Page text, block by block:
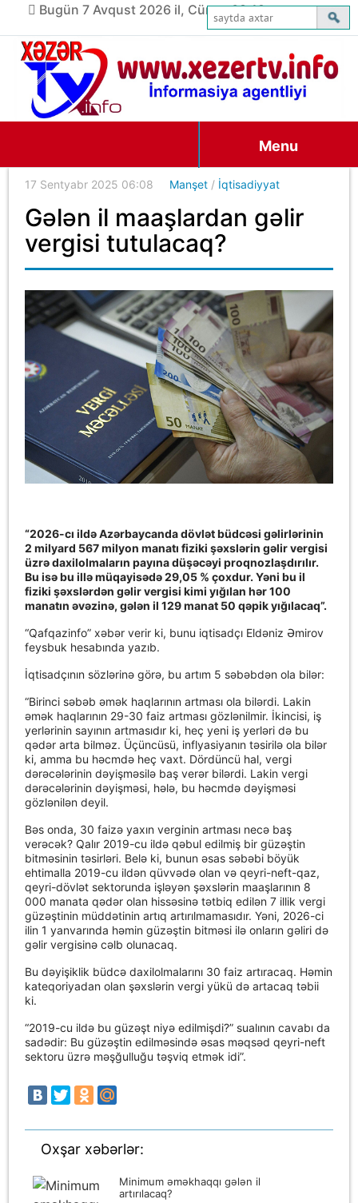
Bugün 7 Avqust 2026 il, Cümə, 08:19
Menu
17 Sentyabr 2025 06:08 Manşet / İqtisadiyyat
Gələn il maaşlardan gəlir
vergisi tutulacaq?
“2026-cı ildə Azərbaycanda dövlət büdcəsi gəlirlərinin
2 milyard 567 milyon manatı fiziki şəxslərin gəlir vergisi
üzrə daxilolmaların payına düşəcəyi proqnozlaşdırılır.
Bu isə bu illə müqayisədə 29,05 % çoxdur. Yəni bu il
fiziki şəxslərdən gəlir vergisi kimi yığılan hər 100
manatın əvəzinə, gələn il 129 manat 50 qəpik yığılacaq”.
“Qafqazinfo” xəbər verir ki, bunu iqtisadçı Eldəniz Əmirov
feysbuk hesabında yazıb.
İqtisadçının sözlərinə görə, bu artım 5 səbəbdən ola bilər:
“Birinci səbəb əmək haqlarının artması ola bilərdi. Lakin
əmək haqlarının 29-30 faiz artması gözlənilmir. İkincisi, iş
yerlərinin sayının artmasıdır ki, heç yeni iş yerləri də bu
qədər arta bilməz. Üçüncüsü, inflyasiyanın təsirilə ola bilər
ki, amma bu həcmdə heç vaxt. Dördüncü hal, vergi
dərəcələrinin dəyişməsilə baş verər bilərdi. Lakin vergi
dərəcələrinin dəyişməsi, hələ, bu həcmdə dəyişməsi
gözlənilən deyil.
Bəs onda, 30 faizə yaxın verginin artması necə baş
verəcək? Qalır 2019-cu ildə qəbul edilmiş bir güzəştin
bitməsinin təsirləri. Belə ki, bunun əsas səbəbi böyük
ehtimalla 2019-cu ildən qüvvədə olan və qeyri-neft-qaz,
qeyri-dövlət sektorunda işləyən şəxslərin maaşlarının 8
000 manata qədər olan hissəsinə tətbiq edilən 7 illik vergi
güzəştinin müddətinin artıq artırılmamasıdır. Yəni, 2026-ci
ilin 1 yanvarında həmin güzəştin bitməsi ilə onların gəliri də
gəlir vergisinə cəlb olunacaq.
Bu dəyişiklik büdcə daxilolmalarını 30 faiz artıracaq. Həmin
kateqoriyadan olan şəxslərin vergi yükü də artacaq təbii
ki.
“2019-cu ildə bu güzəşt niyə edilmişdi?” sualının cavabı da
sadədir: Bu güzəştin edilməsində əsas məqsəd qeyri-neft
sektoru üzrə məşğulluğu təşviq etmək idi”.
Oxşar xəbərlər:
Minimum əməkhaqqı gələn il
artırılacaq?